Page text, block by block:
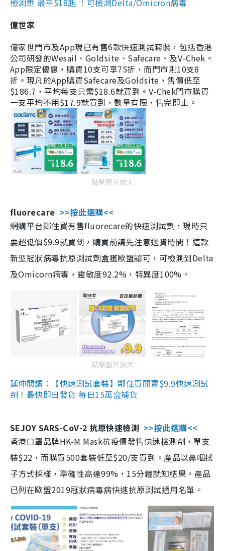
檢測劑 最平$18起 ！可檢測Delta/Omicron病毒
億世家
億家世門市及App現已有售6款快速測試套裝，包括香港
公司研發的Wesail、Goldsite、Safecare、及V-Chek。
App限定優惠，購買10支可享75折，而門市則10支8
折。現凡於App購買Safecare及Goldsite，售價低至
$186.7，平均每支只需$18.6就買到。V-Chek門市購買
一支平均不用$17.9就買到，數量有限，售完即止。
點擊圖片放大
fluorecare >>按此選購<<
網購平台鄰住買有售fluorecare的快速測試劑，現時只
要超低價$9.9就買到，購買前請先注意送貨時間！這款
新型冠狀病毒抗原測試劑盒獲歐盟認可，可檢測到Delta
及Omicorn病毒，靈敏度92.2%，特異度100%。
點擊圖片放大
延伸閱讀：【快速測試套裝】鄰住買開賣$9.9快速測試
劑！最快即日發貨 每日15萬盒補貨
SEJOY SARS-CoV-2 抗原快速檢測 >>按此選購<<
香港口罩品牌HK-M Mask抗疫價發售快速檢測劑，單支
裝$22，而購買500套裝低至$20/支買到。產品以鼻咽拭
子方式採樣，準確性高達99%，15分鐘就知結果。產品
已列在歐盟2019冠狀病毒病快速抗原測試通用名單。